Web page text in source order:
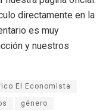
directamente en la
es muy
y nuestros
El Economista
género